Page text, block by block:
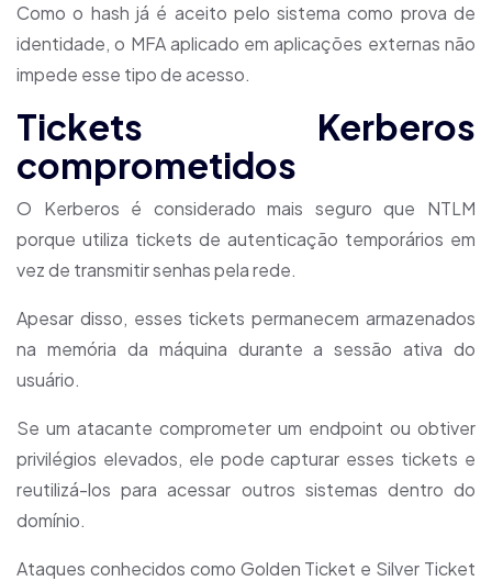
Como o hash já é aceito pelo sistema como prova de
identidade, o MFA aplicado em aplicações externas não
impede esse tipo de acesso.
Tickets Kerberos
comprometidos
O Kerberos é considerado mais seguro que NTLM
porque utiliza tickets de autenticação temporários em
vez de transmitir senhas pela rede.
Apesar disso, esses tickets permanecem armazenados
na memória da máquina durante a sessão ativa do
usuário.
Se um atacante comprometer um endpoint ou obtiver
privilégios elevados, ele pode capturar esses tickets e
reutilizá-los para acessar outros sistemas dentro do
domínio.
Ataques conhecidos como Golden Ticket e Silver Ticket